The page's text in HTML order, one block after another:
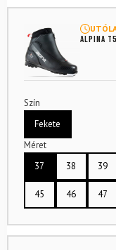
ALPINA
Szín
Fekete
Méret
37
38 39
45 46 47